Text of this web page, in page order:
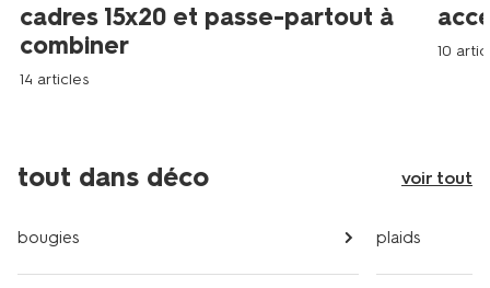
cadres 15x20 et passe-partout à
combiner
14 articles
10
tout dans déco voir tout
bougies plaids